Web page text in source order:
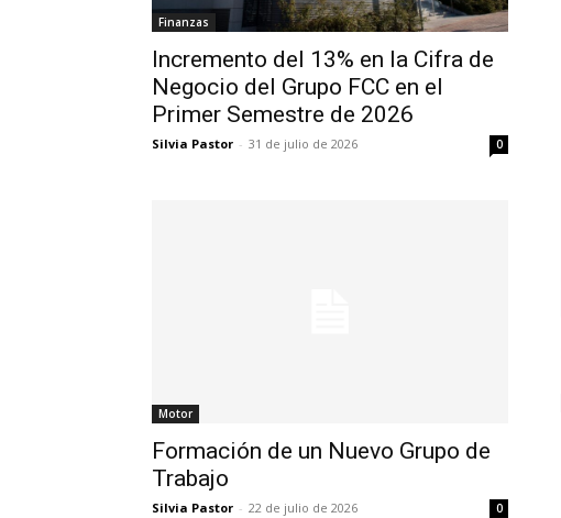
Finanzas
Incremento del 13% en la Cifra de
Negocio del Grupo FCC en el
Primer Semestre de 2026
Silvia Pastor - 31 de julio de 2026 0
Motor
Formación de un Nuevo Grupo de
Trabajo
Silvia Pastor - 22 de julio de 2026 0